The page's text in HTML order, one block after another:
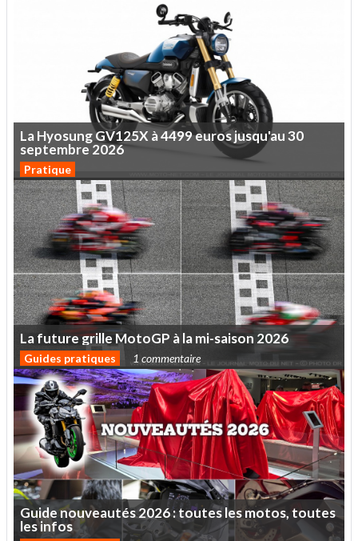
LaHyosungGV125X à4499eurosjusqu'au30
septembre2026
Pratique
Lafuturegrille MotoGP àlami-saison 2026
Guides pratiques 1 commentaire
Guidenouveautés2026:touteslesmotos,toutes
lesinfos